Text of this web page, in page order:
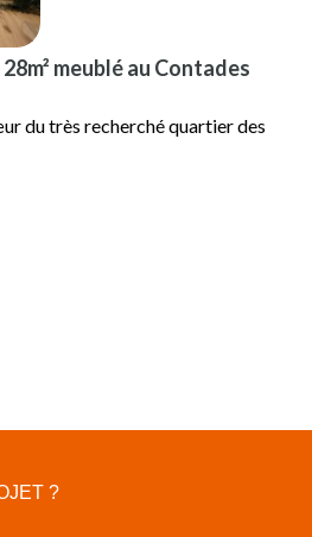
meublé au Contades
du très recherché quartier des
?